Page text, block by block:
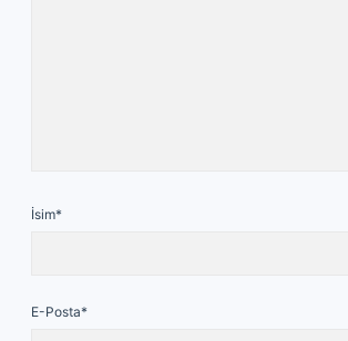
İsim*
E-Posta*